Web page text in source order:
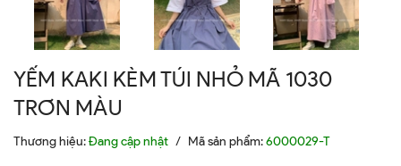
YẾM KAKI KÈM TÚI NHỎ MÃ 1030
TRƠN MÀU
Thương hiệu:Đang cập nhật / Mã sản phẩm:6000029-T